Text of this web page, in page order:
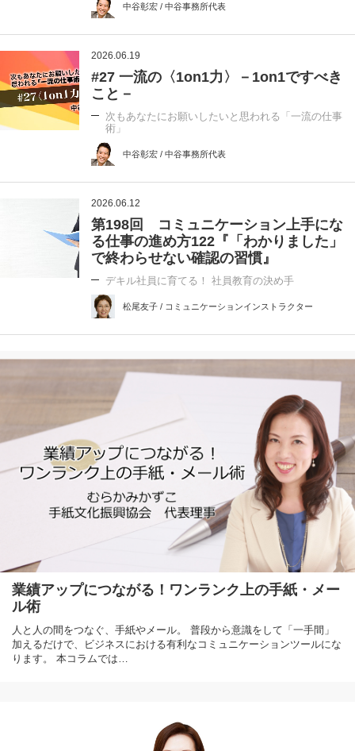
中谷彰宏 / 中谷事務所代表
2026.06.19
#27 一流の〈1on1力〉－1on1ですべき
こと－
次もあなたにお願いしたいと思われる「一流の仕事
術」
中谷彰宏 / 中谷事務所代表
2026.06.12
第198回 コミュニケーション上手にな
る仕事の進め方122『「わかりました」
で終わらせない確認の習慣』
デキル社員に育てる！ 社員教育の決め手
松尾友子 / コミュニケーションインストラクター
業績アップにつながる！ワンランク上の手紙・メー
ル術
人と人の間をつなぐ、手紙やメール。 普段から意識をして「一手間」
加えるだけで、ビジネスにおける有利なコミュニケーションツールにな
ります。 本コラムでは…